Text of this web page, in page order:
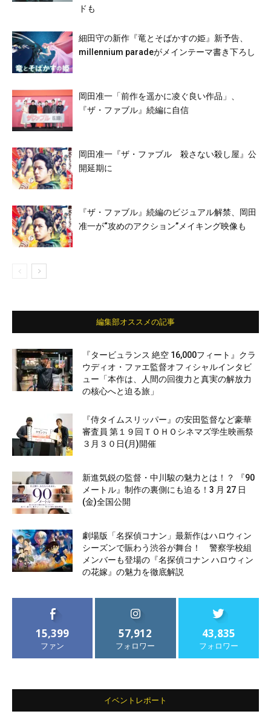
ドも
細田守の新作『竜とそばかすの姫』新予告、
millennium paradeがメインテーマ書き下ろし
岡田准一「前作を遥かに凌ぐ良い作品」、
『ザ・ファブル』続編に自信
岡田准一『ザ・ファブル 殺さない殺し屋』公
開延期に
『ザ・ファブル』続編のビジュアル解禁、岡田
准一が“攻めのアクション”メイキング映像も
編集部オススメの記事
『タービュランス 絶空 16,000フィート』クラ
ウディオ・ファエ監督オフィシャルインタビ
ュー「本作は、人間の回復力と真実の解放力
の核心へと迫る旅」
『侍タイムスリッパー』の安田監督など豪華
審査員 第１９回ＴＯＨＯシネマズ学生映画祭
３月３０日(月)開催
新進気鋭の監督・中川駿の魅力とは！？ 『90
メートル』制作の裏側にも迫る！3 月 27 日
(金)全国公開
劇場版「名探偵コナン」最新作はハロウィン
シーズンで賑わう渋谷が舞台！ 警察学校組
メンバーも登場の『名探偵コナン ハロウィン
の花嫁』の魅力を徹底解説
15,399
ファン
57,912
フォロワー
43,835
フォロワー
イベントレポート